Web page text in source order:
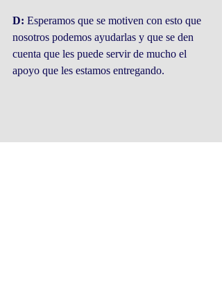
D: Esperamos que se motiven con esto que
nosotros podemos ayudarlas y que se den
cuenta que les puede servir de mucho el
apoyo que les estamos entregando.